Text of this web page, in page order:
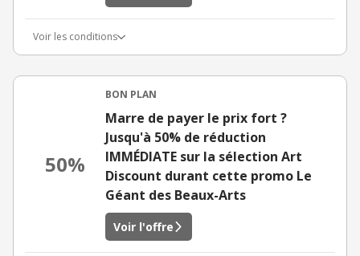
Voir les conditions
50%
BON PLAN
Marre de payer le prix fort ?
Jusqu'à 50% de réduction
IMMÉDIATE sur la sélection Art
Discount durant cette promo Le
Géant des Beaux-Arts
Voir l'offre